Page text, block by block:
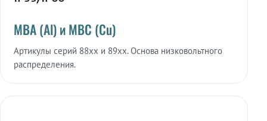
МВА (Al) и МВС (Cu)
Артикулы серий 88xx и 89xx. Основа низковольтного
распределения.